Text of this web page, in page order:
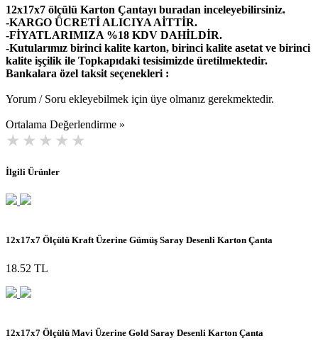
12x17x7 ölçülü Karton Çantayı buradan inceleyebilirsiniz.
-KARGO ÜCRETİ ALICIYA AİTTİR.
-FİYATLARIMIZA %18 KDV DAHİLDİR.
-Kutularımız birinci kalite karton, birinci kalite asetat ve birinci
kalite işçilik ile Topkapıdaki tesisimizde üretilmektedir.
Bankalara özel taksit seçenekleri :
Yorum / Soru ekleyebilmek için üye olmanız gerekmektedir.
Ortalama Değerlendirme »
İlgili Ürünler
12x17x7 Ölçülü Kraft Üzerine Gümüş Saray Desenli Karton Çanta
18.52 TL
12x17x7 Ölçülü Mavi Üzerine Gold Saray Desenli Karton Çanta